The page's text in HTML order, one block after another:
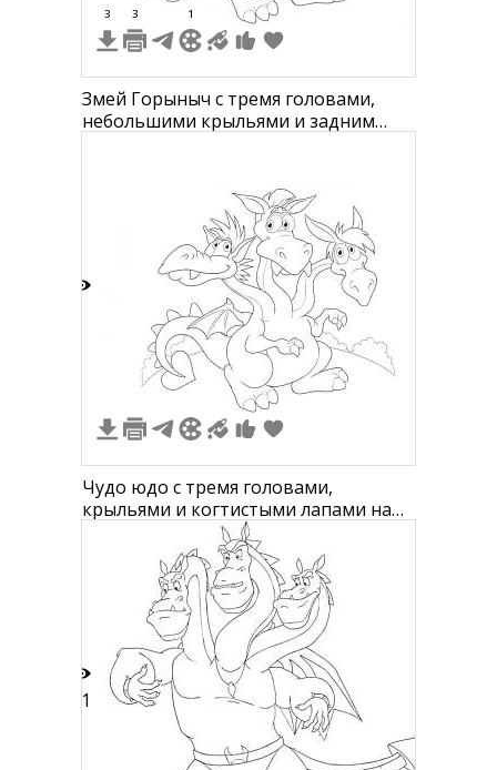
3 3 1
Змей Горыныч с тремя головами,
небольшими крыльями и задним
Чудо юдо с тремя головами,
крыльями и когтистыми лапами на
21